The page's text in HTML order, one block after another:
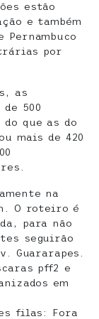
estão
e também
Pernambuco
por
as
500
que as do
mais de 420
na
O roteiro é
para não
seguirão
Guararapes.
pff2 e
em
filas: Fora